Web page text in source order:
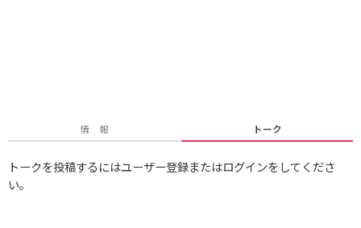
情 報 トーク
トークを投稿するにはユーザー登録またはログインをしてくださ
い。